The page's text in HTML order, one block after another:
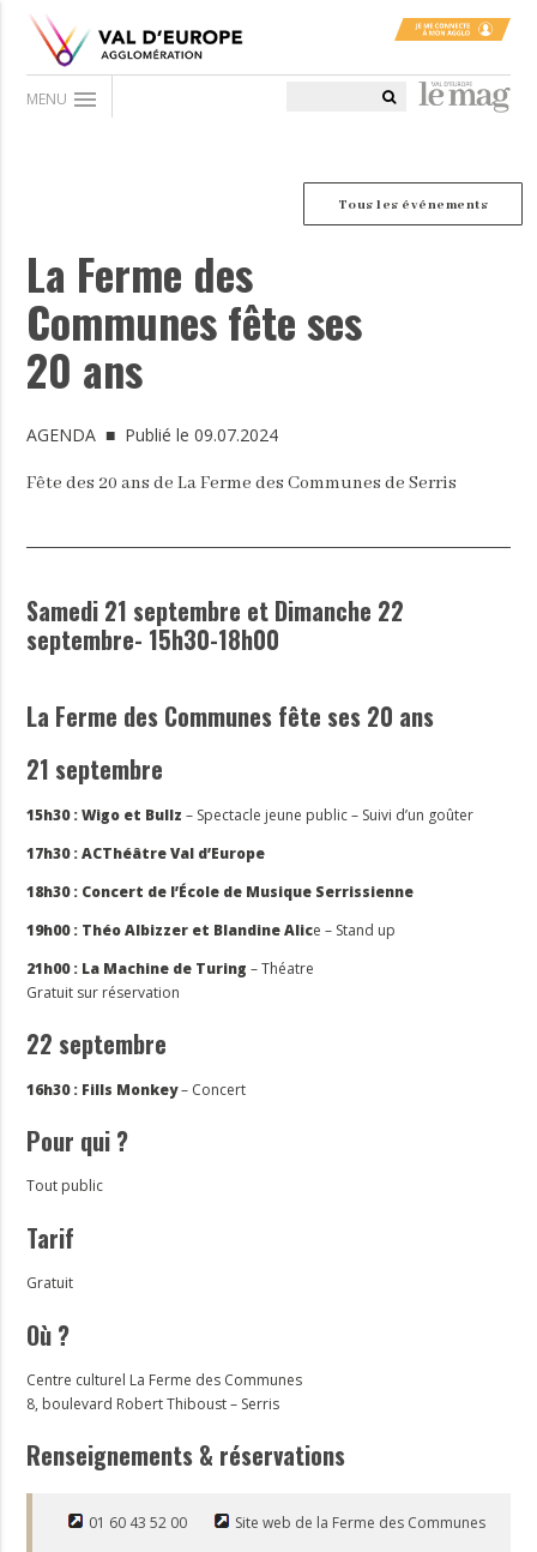
MENU menu
Tous les événements
La Ferme des
Communes fête ses
20 ans
AGENDA ■ Publié le 09.07.2024
Fête des 20 ans de La Ferme des Communes de Serris
Samedi 21 septembre et Dimanche 22
septembre- 15h30-18h00
La Ferme des Communes fête ses 20 ans
21 septembre
15h30 : Wigo et Bullz – Spectacle jeune public – Suivi d’un goûter
17h30 : ACThéâtre Val d’Europe
18h30 : Concert de l’École de Musique Serrissienne
19h00 : Théo Albizzer et Blandine Alice – Stand up
21h00 : La Machine de Turing – Théatre
Gratuit sur réservation
22 septembre
16h30 : Fills Monkey– Concert
Pour qui ?
Tout public
Tarif
Gratuit
Où ?
Centre culturel La Ferme des Communes
8, boulevard Robert Thiboust – Serris
Renseignements & réservations
01 60 43 52 00 Site web de la Ferme des Communes